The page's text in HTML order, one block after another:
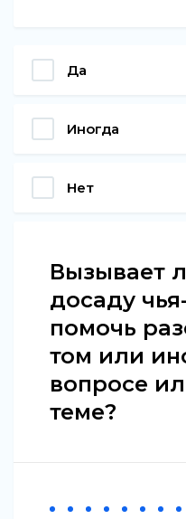
Да
Иногда
Нет
Вызывает
досаду
помочь
том или
вопросе
теме?